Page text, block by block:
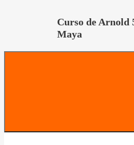
Curso de Arnold
Maya